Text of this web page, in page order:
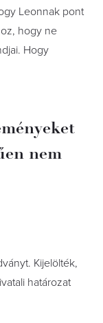
Leonnak pont
hogy ne
Hogy
nem
Kijelölték,
határozat